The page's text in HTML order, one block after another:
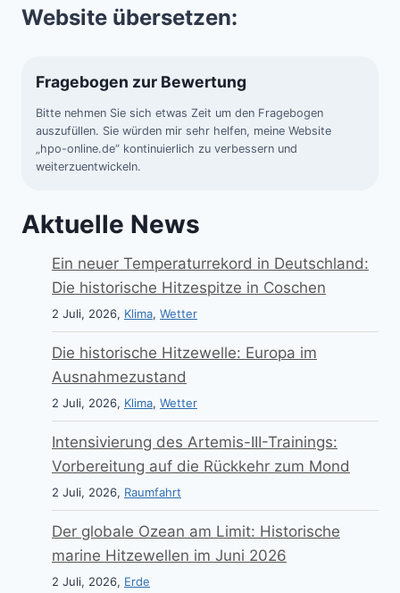
Website übersetzen:
Fragebogen zur Bewertung
Bitte nehmen Sie sich etwas Zeit um den Fragebogen
auszufüllen. Sie würden mir sehr helfen, meine Website
„hpo-online.de“ kontinuierlich zu verbessern und
weiterzuentwickeln.
Aktuelle News
Ein neuer Temperaturrekord in Deutschland:
Die historische Hitzespitze in Coschen
2 Juli, 2026, Klima, Wetter
Die historische Hitzewelle: Europa im
Ausnahmezustand
2 Juli, 2026, Klima, Wetter
Intensivierung des Artemis-III-Trainings:
Vorbereitung auf die Rückkehr zum Mond
2 Juli, 2026, Raumfahrt
Der globale Ozean am Limit: Historische
marine Hitzewellen im Juni 2026
2 Juli, 2026, Erde